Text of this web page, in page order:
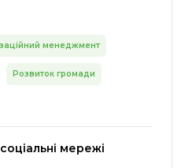
менеджмент
Розвиток громади
мережі